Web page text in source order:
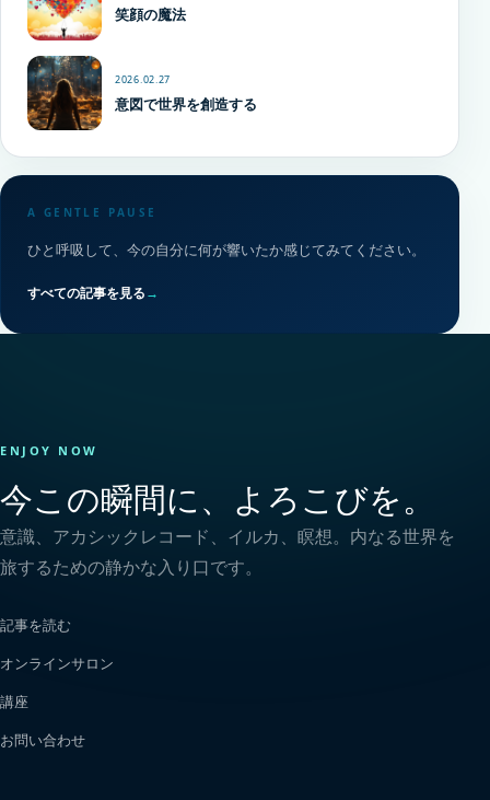
笑顔の魔法
2026.02.27
意図で世界を創造する
A GENTLE PAUSE
ひと呼吸して、今の自分に何が響いたか感じてみてください。
すべての記事を見る→
ENJOY NOW
今この瞬間に、よろこびを。
意識、アカシックレコード、イルカ、瞑想。内なる世界を
旅するための静かな入り口です。
記事を読む
オンラインサロン
講座
お問い合わせ